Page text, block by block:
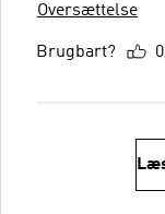
Oversættelse
Brugbart? 0